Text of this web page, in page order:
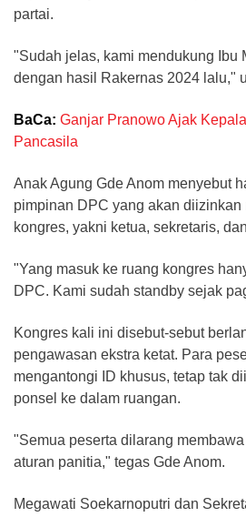
partai.
"Sudah jelas, kami mendukung Ibu
dengan hasil Rakernas 2024 lalu,"
BaCa: Ganjar Pranowo Ajak
Pancasila
Anak Agung Gde Anom menyebut
pimpinan DPC yang akan diizinkan
kongres, yakni ketua, sekretaris,
"Yang masuk ke ruang kongres
DPC. Kami sudah standby sejak
Kongres kali ini disebut-sebut
pengawasan ekstra ketat. Para
mengantongi ID khusus, tetap tak
ponsel ke dalam ruangan.
"Semua peserta dilarang
aturan panitia," tegas Gde Anom.
Megawati Soekarnoputri dan